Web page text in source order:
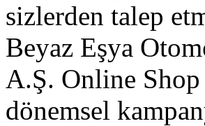
sizlerden talep
Beyaz Eşya
A.Ş. Online
dönemsel